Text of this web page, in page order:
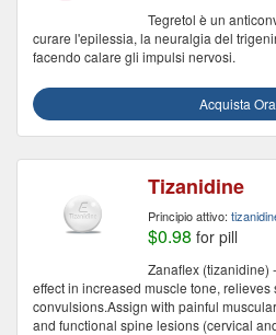
Tegretol è un
curare l'epilessia, la neuralgia del
facendo calare gli impulsi nervosi.
Acquista Ora
Tizanidine
Principio attivo:
$0.98 for pill
Zanaflex (tizanidine)
effect in increased muscle tone,
convulsions.Assign with painful
and functional spine lesions (cervical